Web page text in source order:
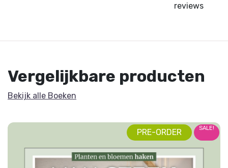
reviews
Vergelijkbare producten
Bekijk alle Boeken
PRE-ORDER SALE!